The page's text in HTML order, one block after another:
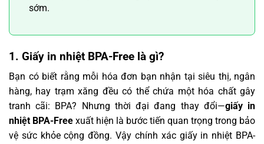
sớm.
1. Giấy in nhiệt BPA-Free là gì?
Bạn có biết rằng mỗi hóa đơn bạn nhận tại siêu thị, ngân
hàng, hay trạm xăng đều có thể chứa một hóa chất gây
tranh cãi: BPA? Nhưng thời đại đang thay đổi—giấy in
nhiệt BPA-Free xuất hiện là bước tiến quan trọng trong bảo
vệ sức khỏe cộng đồng. Vậy chính xác giấy in nhiệt BPA-